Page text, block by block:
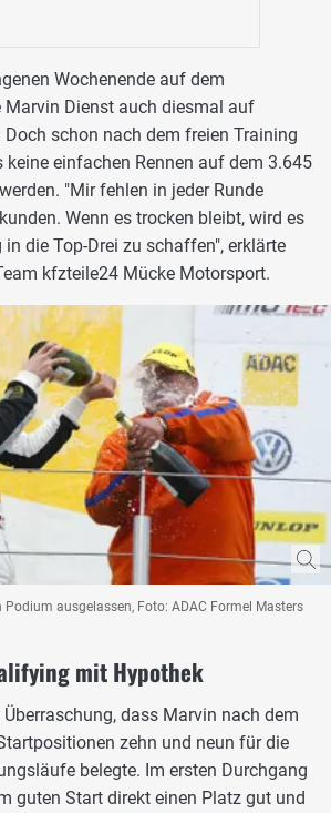
Wochenende auf dem
Dienst auch diesmal auf
Doch schon nach dem freien Training
keine einfachen Rennen auf dem 3.645
"Mir fehlen in jeder Runde
Wenn es trocken bleibt, wird es
die Top-Drei zu schaffen", erklärte
kfzteile24 Mücke Motorsport.
Podium ausgelassen, Foto: ADAC Formel Masters
mit Hypothek
dass Marvin nach dem
zehn und neun für die
belegte. Im ersten Durchgang
guten Start direkt einen Platz gut und